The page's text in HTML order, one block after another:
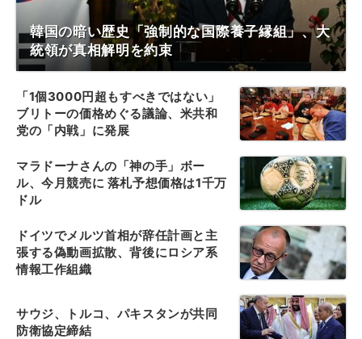
韓国の暗い歴史「強制的な国際養子縁組」、大
統領が真相解明を約束
「1個3000円超もすべきではない」
ブリトーの価格めぐる議論、米共和
党の「内戦」に発展
マラドーナさんの「神の手」ボー
ル、今月競売に 落札予想価格は1千万
ドル
ドイツでメルツ首相が辞任計画と主
張する偽動画拡散、背後にロシア系
情報工作組織
サウジ、トルコ、パキスタンが共同
防衛協定締結